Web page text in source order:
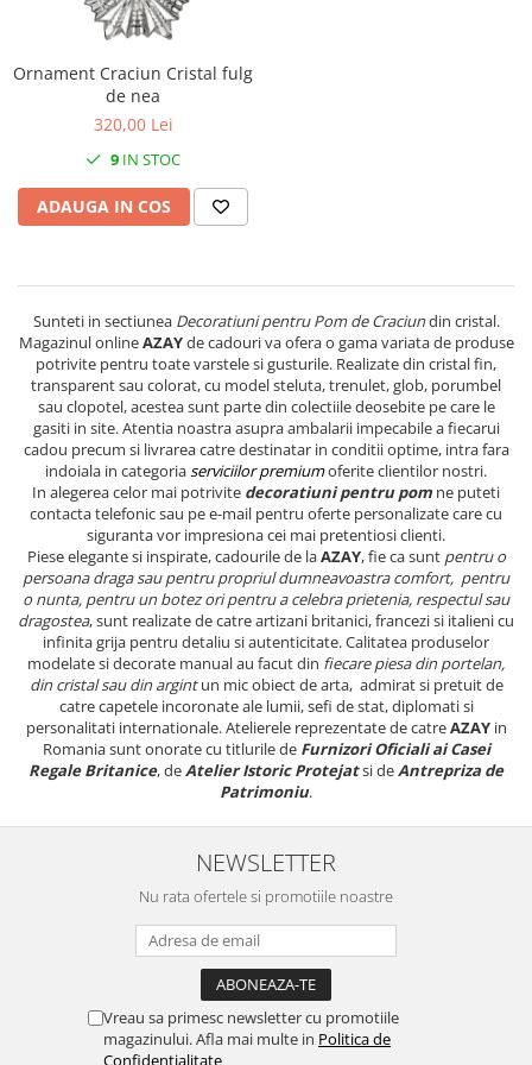
SUB 200
SUB 3000
SUB 5000
PESTE 5000
PRODUSE
CĂNI
ACCESORII PENTRU MASĂ
SET CEAI &AMP; DESERT
CEASURI DE INTERIOR
OBIECTE DECORATIVE
VAZE DECORATIVE
PRODUSE PENTRU CURĂŢAT
FRAPIERE
PAHARE SI ACCESORII
SET PENTRU BĂUTURI
TĂVI SI ACCESORII
ACCESORII PENTRU FEMEI
SFEȘNICE
RAME SI ALBUME FOTO
CARAFE
FRUCTIERE ARGINTATE
ACCESORII PENTRU BIROU
ARANJAMENTE FLORALE
ACCESORII DECORATIVE
SETURI DE CAFEA
ROYAL ALBERT
AZAY CASA
JL COQUET
JASPER CONRAN
PORTMEIRION
VILLA ALTACHIARA
PIP STUDIO
COLECȚII
MIRANDA KERR
NEW COUNTRY ROSES PINK
ROSECONFETTI
POLKA ROSE
GEORGIA
SAMOA
PIVOINE
ESMERALDA BLANC, GOLD,
PLATINUM
CHARDONS GOLD, PLATINUM
HEMISPHERE
KHAZARD OR &AMP; PLATINE
JASPER CONRAN PLATINUM
POLKA BLUE
CHEEKY PINK
CORPURI DE ILUMINAT
BRANDURI
WATERFORD
VALENTI
MARIO CIONI
SALVIATI
ROYAL ALBERT
PORTMEIRION
AZAY CASA
CHINELLI
COLECTII
BOURGOGNE
LUXE
LUCREZIA
ELISA
TONDO DONI
ORPHOS
CILI
GIULIA
NETTARE DI VINO
NOTTE DI STELLE
PLINIO
BOTANIC GARDEN
SETURI PENTRU CAVIAR
PAHARE SI CANI
ACCESORII BIROU
SUPORTURI PENTRU PRAJITURI
CASETE DE BIJUTERII
BRANDURI
VALENTI
ARTHUR PRICE OF ENGLAND
CHINELLI
AZAY CASA
VERA WANG
WEDGWOOD
ROYAL DOULTON
COLECTII
GOCCIA
CORPORATE
FLOWER
TABLE
BABY COLLECTION
ROSE
LOVE KNOTS SILVER
WITH LOVE SILVER
WITH LOVE BLACK
WITH LOVE NOUVEAU
Ornament Craciun Cristal fulg
de nea
320,00 Lei
9 IN STOC
ADAUGA IN COS
Sunteti in sectiunea Decoratiuni pentru Pom de Craciundin cristal.
Magazinul onlineAZAYde cadouri va ofera o gama variata de produse
potrivite pentru toate varstele si gusturile. Realizate din cristal fin,
transparent sau colorat, cu model steluta, trenulet, glob, porumbel
sau clopotel, acestea sunt parte din colectiile deosebite pe care le
gasiti in site. Atentia noastra asupra ambalarii impecabile a fiecarui
cadou precum si livrarea catre destinatar in conditii optime, intra fara
indoiala in categoriaserviciilor premiumoferite clientilor nostri.
In alegerea celor mai potrivite decoratiuni pentru pom ne puteti
contacta telefonic sau pe e-mail pentru oferte personalizate care cu
siguranta vor impresiona cei mai pretentiosi clienti.
Piese elegante si inspirate, cadourile de laAZAY, fie ca sunt pentru o
persoana draga sau pentru propriul dumneavoastra comfort, pentru
o nunta, pentru un botez ori pentru a celebra prietenia, respectul sau
dragostea, sunt realizate de catre artizani britanici, francezi si italieni cu
infinita grija pentru detaliu si autenticitate. Calitatea produselor
modelate si decorate manual au facut din fiecare piesa din portelan,
din cristal sau din argintun mic obiect de arta, admirat si pretuit de
catre capetele incoronate ale lumii, sefi de stat, diplomati si
personalitati internationale. Atelierele reprezentate de catreAZAYin
Romania sunt onorate cu titlurile de Furnizori Oficiali ai Casei
Regale Britanice, deAtelier Istoric Protejatsi deAntrepriza de
Patrimoniu.
NEWSLETTER
Nu rata ofertele si promotiile noastre
Vreau sa primesc newsletter cu promotiile
magazinului. Afla mai multe in Politica de
Confidentialitate